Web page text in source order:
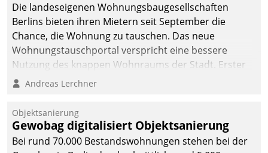
Die landeseigenen Wohnungsbaugesellschaften
Berlins bieten ihren Mietern seit September die
Chance, die Wohnung zu tauschen. Das neue
Wohnungstauschportal verspricht eine bessere
Nutzung des knappen Wohnraums der Stadt. Erster
Anwendungsfall für Datatrains Lösung API-Hub mit
Unternehmen.
Andreas Lerchner
Objektsanierung
Gewobag digitalisiert Objektsanierung
Bei rund 70.000 Bestandswohnungen stehen bei der